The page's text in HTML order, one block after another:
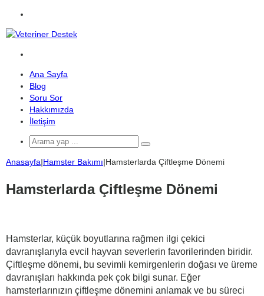
...
Ana Sayfa
Blog
Soru Sor
Hakkımızda
İletişim
Arama
yap
...
Anasayfa|Hamster Bakımı|Hamsterlarda Çiftleşme Dönemi
Hamsterlarda Çiftleşme Dönemi
Hamsterlar, küçük boyutlarına rağmen ilgi çekici
davranışlarıyla evcil hayvan severlerin favorilerinden biridir.
Çiftleşme dönemi, bu sevimli kemirgenlerin doğası ve üreme
davranışları hakkında pek çok bilgi sunar. Eğer
hamsterlarınızın çiftleşme dönemini anlamak ve bu süreci